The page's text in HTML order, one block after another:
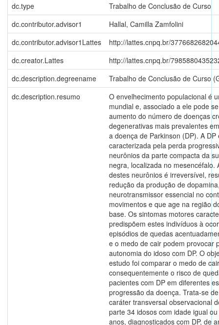
dc.type
Trabalho de Conclusão de Curso
dc.contributor.advisor1
Hallal, Camilla Zamfolini
dc.contributor.advisor1Lattes
http://lattes.cnpq.br/
dc.creator.Lattes
http://lattes.cnpq.br/
dc.description.degreename
Trabalho de Conclusão de Curso
dc.description.resumo
O envelhecimento populacional é
mundial e, associado a ele pode
aumento do número de doenças
degenerativas mais prevalentes
a doença de Parkinson (DP). A DP
caracterizada pela perda
neurônios da parte compacta da
negra, localizada no mesencéfalo.
destes neurônios é irreversível,
redução da produção de
neurotransmissor essencial no
movimentos e que age na região
base. Os sintomas motores
predispõem estes indivíduos à
episódios de quedas
e o medo de cair podem provocar
autonomia do idoso com DP. O
estudo foi comparar o medo de
consequentemente o risco de
pacientes com DP em diferentes
progressão da doença. Trata-se
caráter transversal observacional
parte 34 idosos com idade igual
anos, diagnosticados com DP, de